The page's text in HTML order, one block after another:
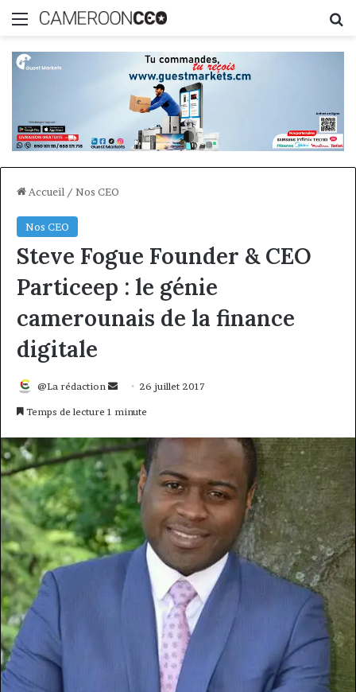
Menu
Accueil / Nos CEO
Nos CEO
Steve Fogue Founder & CEO
Particeep : le génie
camerounais de la finance
digitale
@La rédaction
Envoyer26 juillet 2017
Temps de lecture 1 minute